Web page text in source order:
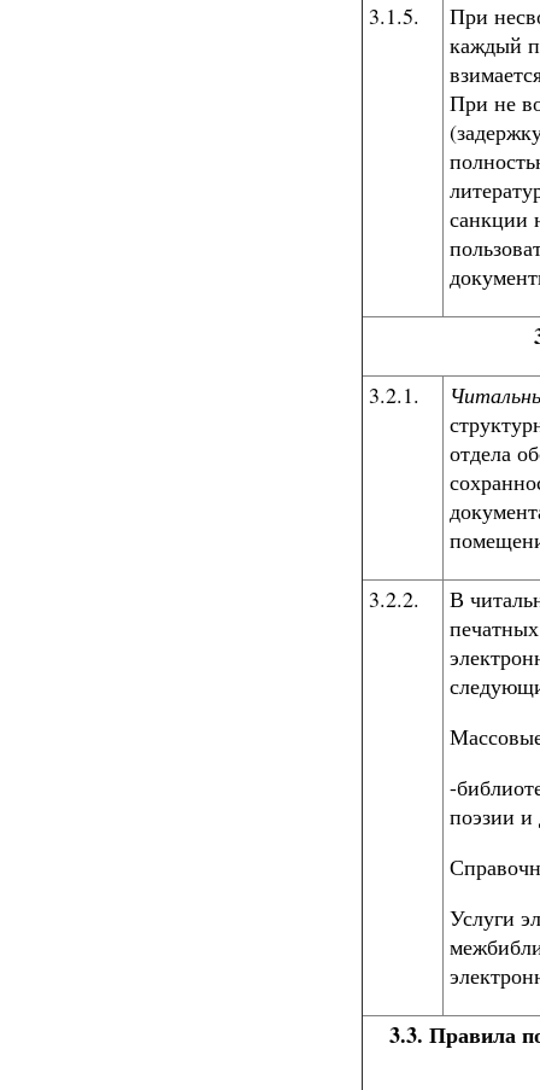
3.1.5.
При
каждый
При не
санкции
3.2.1.
отдела
3.2.2.
В
-
поэзии и
Услуги
3.3. Правила